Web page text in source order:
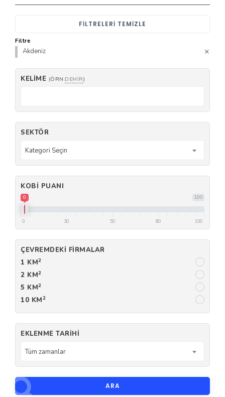
FILTRELERI TEMIZLE
Filtre
Akdeniz
KELIME (ÖRN:DEMIR)
SEKTÖR
Kategori Seçin
KOBI PUANI
100
0
0 30 50 80 100
ÇEVREMDEKI FIRMALAR
1 KM2
2 KM2
5 KM2
10 KM2
EKLENME TARIHI
Tüm zamanlar
ARA